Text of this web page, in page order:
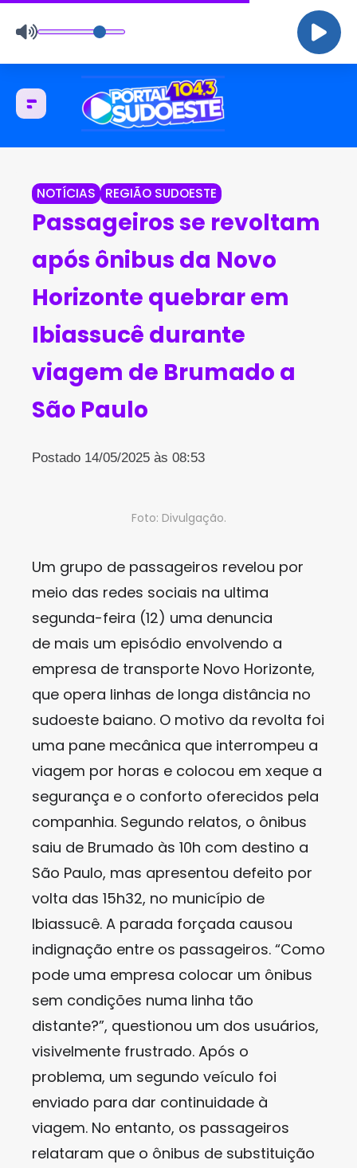
NOTÍCIAS REGIÃO SUDOESTE
Passageiros se revoltam
após ônibus da Novo
Horizonte quebrar em
Ibiassucê durante
viagem de Brumado a
São Paulo
Postado 14/05/2025 às 08:53
Foto: Divulgação.
Um grupo de passageiros revelou por
meio das redes sociais na ultima
segunda-feira (12) uma denuncia
de mais um episódio envolvendo a
empresa de transporte Novo Horizonte,
que opera linhas de longa distância no
sudoeste baiano. O motivo da revolta foi
uma pane mecânica que interrompeu a
viagem por horas e colocou em xeque a
segurança e o conforto oferecidos pela
companhia. Segundo relatos, o ônibus
saiu de Brumado às 10h com destino a
São Paulo, mas apresentou defeito por
volta das 15h32, no município de
Ibiassucê. A parada forçada causou
indignação entre os passageiros. “Como
pode uma empresa colocar um ônibus
sem condições numa linha tão
distante?”, questionou um dos usuários,
visivelmente frustrado. Após o
problema, um segundo veículo foi
enviado para dar continuidade à
viagem. No entanto, os passageiros
relataram que o ônibus de substituição